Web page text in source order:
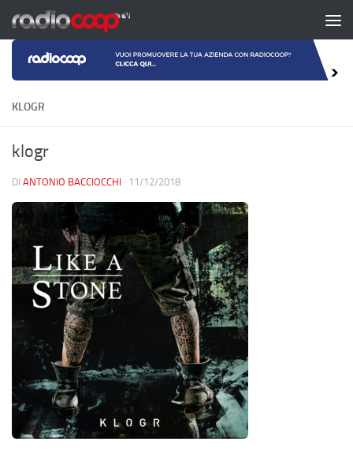
Salta al contenuto
KLOGR
klogr
DI ANTONIO BACCIOCCHI · 11/12/2018